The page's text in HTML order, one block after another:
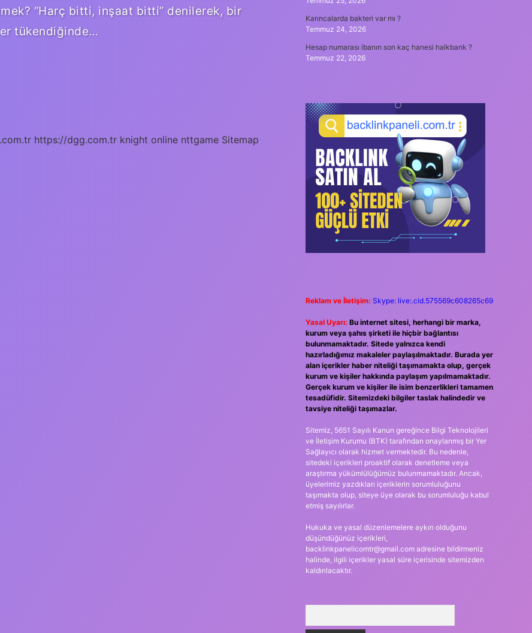
“Harç bitti, inşaat bitti” denilerek, bir
tükendiğinde…
https://dgg.com.tr knight online nttgame Sitemap
Karıncalarda bakteri var mı ?
Temmuz 24, 2026
Hesap numarası ibanın son kaç hanesi halkbank ?
Temmuz 22, 2026
Reklam ve İletişim: Skype: live:.cid.575569c608265c69
Yasal Uyarı: Bu internet sitesi, herhangi bir marka,
kurum veya şahıs şirketi ile hiçbir bağlantısı
bulunmamaktadır. Sitede yalnızca kendi
hazırladığımız makaleler paylaşılmaktadır. Burada yer
alan içerikler haber niteliği taşımamakta olup, gerçek
kurum ve kişiler hakkında paylaşım yapılmamaktadır.
Gerçek kurum ve kişiler ile isim benzerlikleri tamamen
tesadüfidir. Sitemizdeki bilgiler taslak halindedir ve
tavsiye niteliği taşımazlar.
Sitemiz, 5651 Sayılı Kanun gereğince Bilgi Teknolojileri
ve İletişim Kurumu (BTK) tarafından onaylanmış bir Yer
Sağlayıcı olarak hizmet vermektedir. Bu nedenle,
sitedeki içerikleri proaktif olarak denetleme veya
araştırma yükümlülüğümüz bulunmamaktadır. Ancak,
üyelerimiz yazdıkları içeriklerin sorumluluğunu
taşımakta olup, siteye üye olarak bu sorumluluğu kabul
etmiş sayılırlar.
Hukuka ve yasal düzenlemelere aykırı olduğunu
düşündüğünüz içerikleri,
backlinkpanelicomtr@gmail.comadresine bildirmeniz
halinde, ilgili içerikler yasal süre içerisinde sitemizden
kaldırılacaktır.